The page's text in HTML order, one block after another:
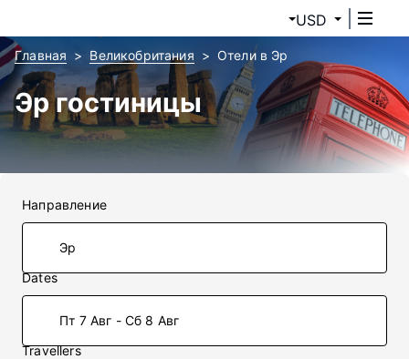
USD
Главная Великобритания Отели в Эр
Эр гостиницы
Направление
Dates
Пт 7 Авг - Сб 8 Авг
Travellers